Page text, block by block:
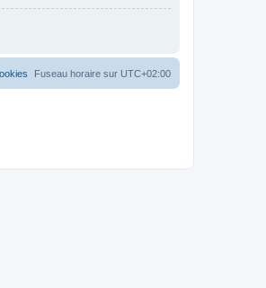
Fuseau horaire sur UTC+02:00